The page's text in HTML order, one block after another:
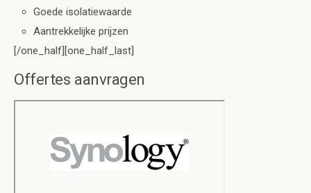
Goede isolatiewaarde
Aantrekkelijke prijzen
[/one_half][one_half_last]
Offertes aanvragen